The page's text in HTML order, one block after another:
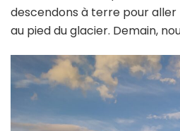
descendons à terre pour
au pied du glacier. Demain,